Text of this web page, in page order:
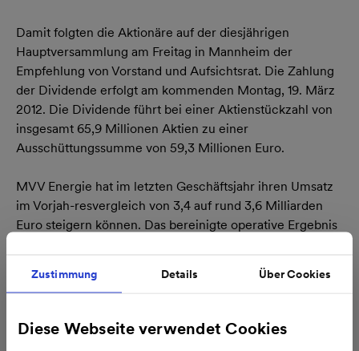
Zustimmung Details Über Cookies
Diese Webseite verwendet Cookies
Damit folgten die Aktionäre auf der diesjährigen
Hauptversammlung am Freitag in Mannheim der
Empfehlung von Vorstand und Aufsichtsrat. Die Zahlung
der Dividende erfolgt am kommenden Montag, 19. März
2012. Die Dividende führt bei einer Aktienstückzahl von
insgesamt 65,9 Millionen Aktien zu einer
Ausschüttungssumme von 59,3 Millionen Euro.
MVV Energie hat im letzten Geschäftsjahr ihren Umsatz
im Vorjah-resvergleich von 3,4 auf rund 3,6 Milliarden
Euro steigern können. Das bereinigte operative Ergebnis
Wirtschaftsingenieur und Geologen Ralf Eisenhauer (43)